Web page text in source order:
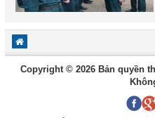
Copyright © 2026 Bản quyền